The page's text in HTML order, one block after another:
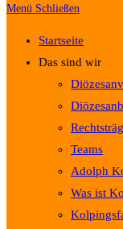
Menü Schließen
Startseite
Das sind wir
Teams
Adolph
Was ist